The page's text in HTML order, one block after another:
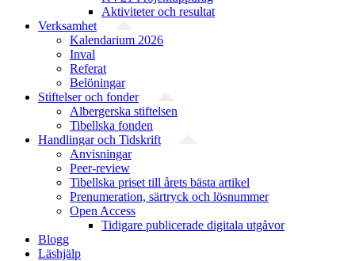
Aktiviteter och resultat
Verksamhet
Kalendarium 2026
Inval
Referat
Belöningar
Stiftelser och fonder
Albergerska stiftelsen
Tibellska fonden
Handlingar och Tidskrift
Anvisningar
Peer-review
Tibellska priset till årets bästa artikel
Prenumeration, särtryck och lösnummer
Open Access
Tidigare publicerade digitala utgåvor
Blogg
Läshjälp